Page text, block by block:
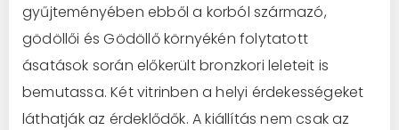
gyűjteményében ebből a korból származó,
gödöllői és Gödöllő környékén folytatott
ásatások során előkerült bronzkori leleteit is
bemutassa. Két vitrinben a helyi érdekességeket
láthatják az érdeklődők. A kiállítás nem csak az